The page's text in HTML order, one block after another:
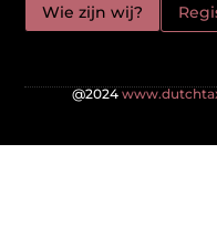
Wie zijn wij?
@2024